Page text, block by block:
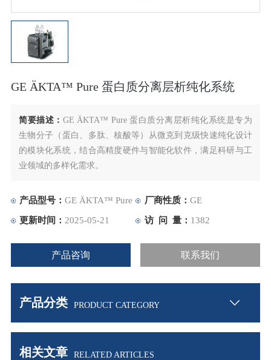
GE ÄKTA™ Pure 蛋白质分离层析纯化系统
简要描述： GE ÄKTA™ Pure 蛋白质分离层析纯化系统是专为
生物分子（蛋白、多肽、核酸等）从微克到克级快速纯化设计
的模块化系统，结合高精度硬件与智能化软件，满足科研与工
业领域的多样化需求。
产品型号：GE ÄKTA™ Pure 厂商性质： GE
更新时间：2025-05-21 访 问 量： 1382
产品咨询 联系我们
产品分类 PRODUCT CATEGORY
相关文章 RELATED ARTICLES